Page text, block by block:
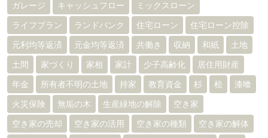
ガレージ キャッシュフロー ミックスローン
ライフプラン ランドバンク 住宅ローン 住宅ローン控除
元利均等返済 元金均等返済 共働き 収納 和紙 土地
土間 家づくり 家相 家計 少子高齢化 居住用財産
年金 所有者不明の土地 持家 教育資金 杉 桧 漆喰
火災保険 無垢の木 生産緑地の解除 空き家
空き家の売却 空き家の活用 空き家の種類 空き家の解体